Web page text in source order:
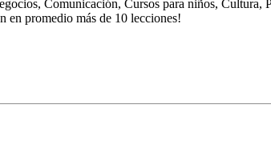
Comunicación, Cursos para niños,
en promedio más de 10 lecciones!